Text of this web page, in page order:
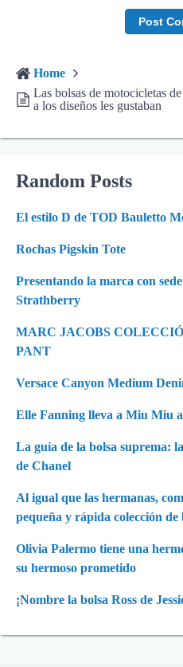
Home
Las bolsas de motocicletas
a los diseños les gustaban
Random Posts
El estilo D de TOD Bauletto
Rochas Pigskin Tote
Presentando la marca con
Strathberry
MARC JACOBS
PANT
Versace Canyon Medium
Elle Fanning lleva a Miu Miu
La guía de la bolsa suprema:
de Chanel
Al igual que las hermanas,
pequeña y rápida colección
Olivia Palermo tiene una
su hermoso prometido
¡Nombre la bolsa Ross de